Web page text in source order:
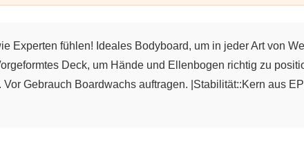
Experten fühlen! Ideales Bodyboard, um in jeder Art von
Deck, um Hände und Ellenbogen richtig zu
Gebrauch Boardwachs auftragen. |Stabilität::Kern aus